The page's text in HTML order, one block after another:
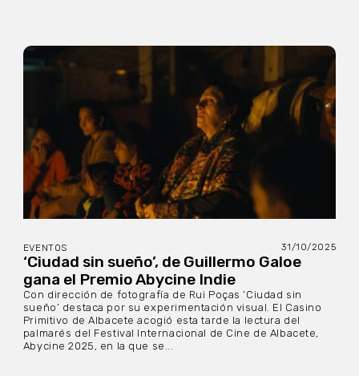
EVENTOS 31/10/2025
‘Ciudad sin sueño’, de Guillermo Galoe
gana el Premio Abycine Indie
Con dirección de fotografía de Rui Poças ‘Ciudad sin
sueño’ destaca por su experimentación visual. El Casino
Primitivo de Albacete acogió esta tarde la lectura del
palmarés del Festival Internacional de Cine de Albacete,
Abycine 2025, en la que se...